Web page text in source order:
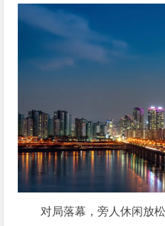
对局落幕，旁人休闲放